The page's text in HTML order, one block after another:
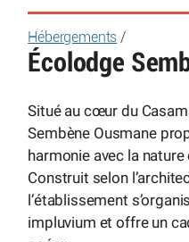
Hébergements /
Écolodge
Situé au cœur du
Sembène Ousmane
harmonie avec la
Construit selon
l’établissement
impluvium et offre un